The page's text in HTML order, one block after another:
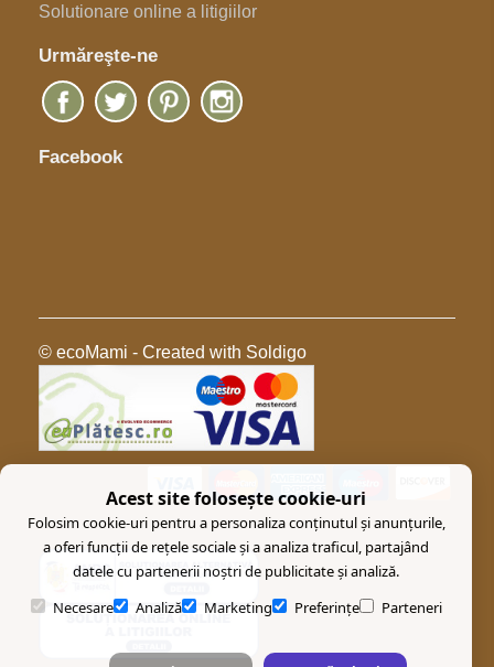
Solutionare online a litigiilor
Urmăreşte-ne
Facebook
© ecoMami - Created with Soldigo
Acest site folosește cookie-uri
Folosim cookie-uri pentru a personaliza conținutul și anunțurile,
a oferi funcții de rețele sociale și a analiza traficul, partajând
datele cu partenerii noștri de publicitate și analiză.
Necesare
Analiză Marketing Preferințe Parteneri